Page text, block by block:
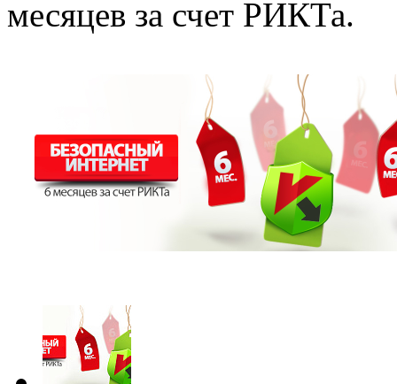
месяцев за счет РИКТа.